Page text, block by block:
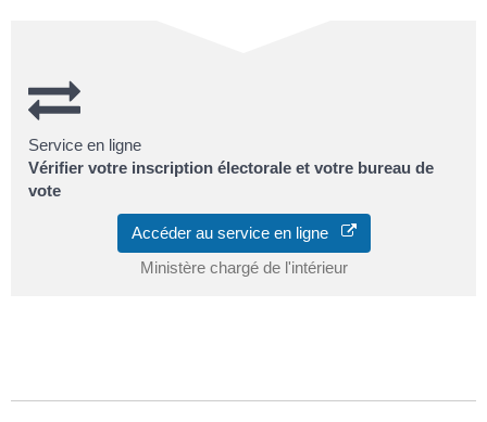
Service en ligne
Vérifier votre inscription électorale et votre bureau de
vote
Accéder au service en ligne
Ministère chargé de l'intérieur